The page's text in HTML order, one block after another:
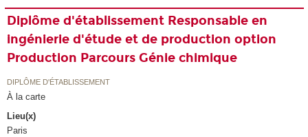
Diplôme d'établissement Responsable en
ingénierie d'étude et de production option
Production Parcours Génie chimique
DIPLÔME D'ÉTABLISSEMENT
À la carte
Lieu(x)
Paris